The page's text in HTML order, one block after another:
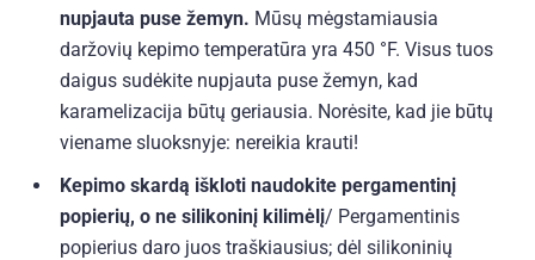
nupjauta puse žemyn. Mūsų mėgstamiausia
daržovių kepimo temperatūra yra 450 °F. Visus tuos
daigus sudėkite nupjauta puse žemyn, kad
karamelizacija būtų geriausia. Norėsite, kad jie būtų
viename sluoksnyje: nereikia krauti!
Kepimo skardą iškloti naudokite pergamentinį
popierių, o ne silikoninį kilimėlį/ Pergamentinis
popierius daro juos traškiausius; dėl silikoninių